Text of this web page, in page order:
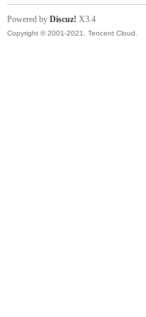
Powered by Discuz! X3.4
Copyright © 2001-2021, Tencent Cloud.